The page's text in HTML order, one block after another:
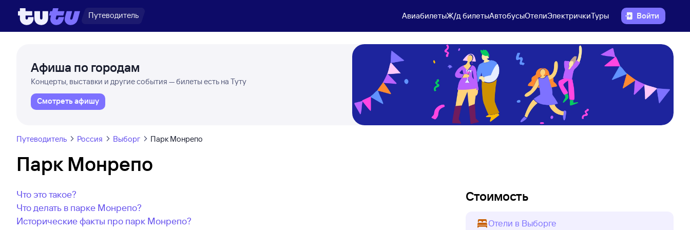
Путеводитель АвиабилетыЖ/д билетыАвтобусыОтелиЭлектричкиТуры Войти
Афиша по городам
Концерты, выставки и другие события — билеты есть на Туту
Смотреть афишу
Путеводитель Россия Выборг Парк Монрепо
Парк Монрепо
Что это такое?
Что делать в парке Монрепо?
Исторические факты про парк Монрепо?
Стоимость
Отели в Выборге